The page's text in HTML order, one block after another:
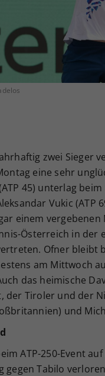
zwei Sieger
eine sehr
45) unterlag
Vukic (ATP
einem
Österreich in
Ofner bleibt
am Mittwoch
das heimische
der Tiroler und der
und
ATP-250-Event
gegen Tabilo